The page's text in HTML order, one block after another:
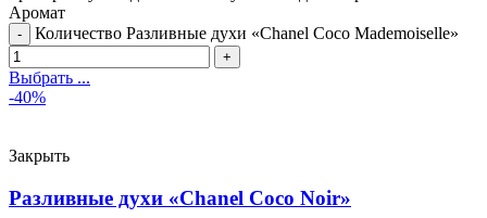
Аромат
Количество Разливные духи «Chanel Coco Mademoiselle»
Выбрать ...
-40%
Закрыть
Разливные духи «Chanel Coco Noir»